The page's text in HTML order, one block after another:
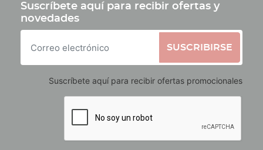
Suscríbete aquí para recibir ofertas y
novedades
SUSCRIBIRSE
Suscríbete aquí para recibir ofertas promocionales